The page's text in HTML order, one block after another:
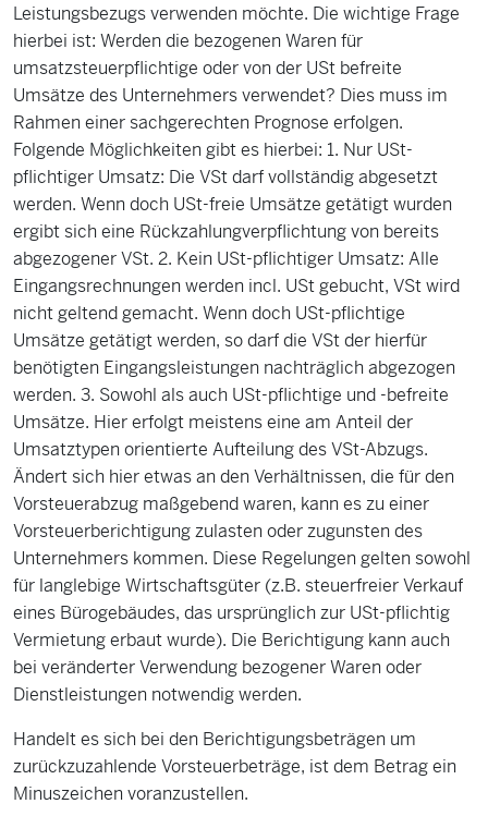
Leistungsbezugs verwenden möchte. Die wichtige Frage
hierbei ist: Werden die bezogenen Waren für
umsatzsteuerpflichtige oder von der USt befreite
Umsätze des Unternehmers verwendet? Dies muss im
Rahmen einer sachgerechten Prognose erfolgen.
Folgende Möglichkeiten gibt es hierbei: 1. Nur USt-
pflichtiger Umsatz: Die VSt darf vollständig abgesetzt
werden. Wenn doch USt-freie Umsätze getätigt wurden
ergibt sich eine Rückzahlungverpflichtung von bereits
abgezogener VSt. 2. Kein USt-pflichtiger Umsatz: Alle
Eingangsrechnungen werden incl. USt gebucht, VSt wird
nicht geltend gemacht. Wenn doch USt-pflichtige
Umsätze getätigt werden, so darf die VSt der hierfür
benötigten Eingangsleistungen nachträglich abgezogen
werden. 3. Sowohl als auch USt-pflichtige und -befreite
Umsätze. Hier erfolgt meistens eine am Anteil der
Umsatztypen orientierte Aufteilung des VSt-Abzugs.
Ändert sich hier etwas an den Verhältnissen, die für den
Vorsteuerabzug maßgebend waren, kann es zu einer
Vorsteuerberichtigung zulasten oder zugunsten des
Unternehmers kommen. Diese Regelungen gelten sowohl
für langlebige Wirtschaftsgüter (z.B. steuerfreier Verkauf
eines Bürogebäudes, das ursprünglich zur USt-pflichtig
Vermietung erbaut wurde). Die Berichtigung kann auch
bei veränderter Verwendung bezogener Waren oder
Dienstleistungen notwendig werden.
Handelt es sich bei den Berichtigungsbeträgen um
zurückzuzahlende Vorsteuerbeträge, ist dem Betrag ein
Minuszeichen voranzustellen.